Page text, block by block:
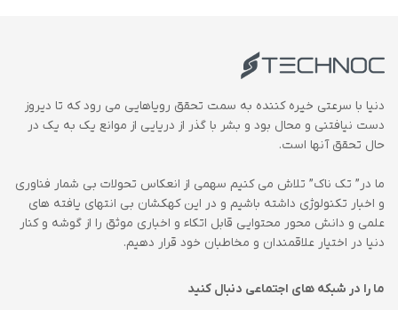
دنیا با سرعتی خیره کننده به سمت تحقق رویاهایی می رود که تا دیروز
دست نیافتنی و محال بود و بشر با گذر از دریایی از موانع یک به یک در
حال تحقق آنها است.
ما در” تک ناک” تلاش می کنیم سهمی از انعکاس تحولات بی شمار فناوری
و اخبار تکنولوژی داشته باشیم و در این کهکشان بی انتهای یافته های
علمی و دانش محور محتوایی قابل اتکاء و اخباری موثق را از گوشه و کنار
دنیا در اختیار علاقمندان و مخاطبان خود قرار دهیم.
ما را در شبکه های اجتماعی دنبال کنید